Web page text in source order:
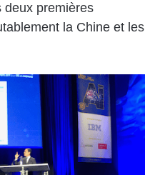
deux premières
la Chine et les